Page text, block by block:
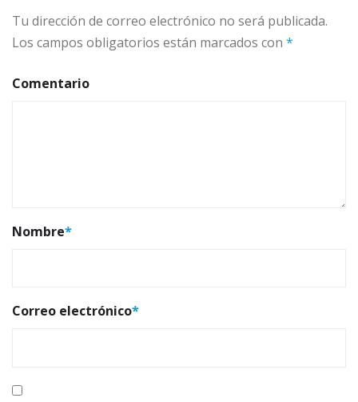
Tu dirección de correo electrónico no será publicada.
Los campos obligatorios están marcados con *
Comentario
Nombre*
Correo electrónico*